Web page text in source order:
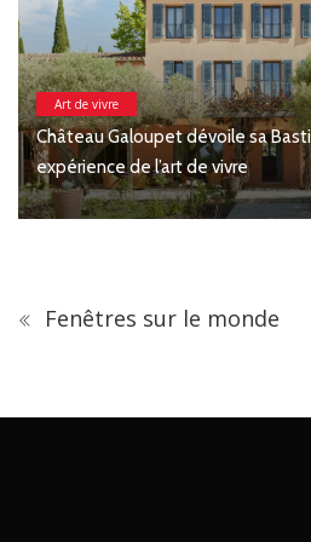
Bastide, une nouvelle
Fenêtres sur le monde